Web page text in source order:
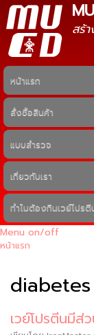
สร้
Main menu
หน้าแรก
สั่งซื้อสินค้า
แบบสำรวจ
เกี่ยวกับเรา
ทำไมต้องกินเวย์โปรตี
Menu on/off
หน้าแรก
diabetes
เวย์โปรตีนมีส่